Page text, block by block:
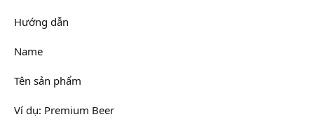
Hướng dẫn
Name
Tên sản phẩm
Ví dụ: Premium Beer